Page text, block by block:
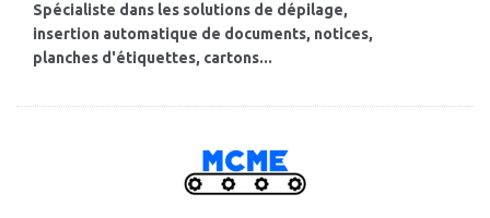
Spécialiste dans les solutions de dépilage,
insertion automatique de documents, notices,
planches d'étiquettes, cartons...